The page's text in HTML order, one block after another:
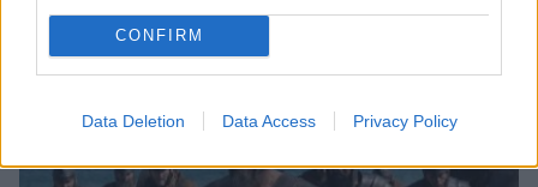
CONFIRM
Data Deletion Data Access Privacy Policy
06/08/2026 15:12